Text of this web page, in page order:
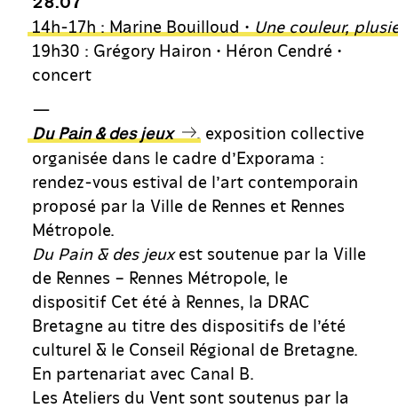
14h-17h : Marine Bouilloud • Une couleur,
19h30 : Grégory Hairon • Héron Cendré •
concert
—
Du Pain & des jeux
, exposition collective
organisée dans le cadre d’Exporama :
rendez-vous estival de l’art contemporain
proposé par la Ville de Rennes et Rennes
Métropole.
Du Pain & des jeuxest soutenue par la Ville
de Rennes – Rennes Métropole, le
dispositif Cet été à Rennes, la DRAC
Bretagne au titre des dispositifs de l’été
culturel & le Conseil Régional de Bretagne.
En partenariat avec Canal B.
Les Ateliers du Vent sont soutenus par la